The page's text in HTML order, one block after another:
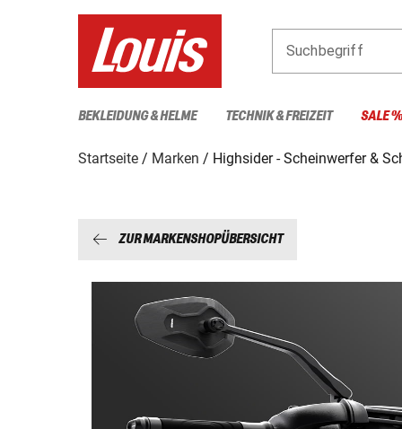
Suchbegriff
BEKLEIDUNG & HELME TECHNIK & FREIZEIT SALE %
Startseite Marken Highsider - Scheinwerfer &
ZUR MARKENSHOPÜBERSICHT